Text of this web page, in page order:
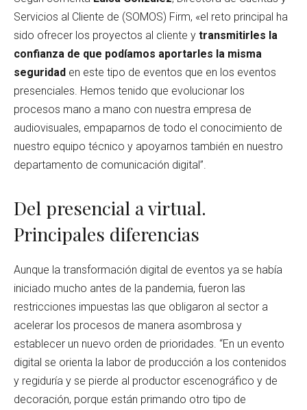
Servicios al Cliente de (SOMOS) Firm, «el reto principal ha
sido ofrecer los proyectos al cliente y transmitirles la
confianza de que podíamos aportarles la misma
seguridad en este tipo de eventos que en los eventos
presenciales. Hemos tenido que evolucionar los
procesos mano a mano con nuestra empresa de
audiovisuales, empaparnos de todo el conocimiento de
nuestro equipo técnico y apoyarnos también en nuestro
departamento de comunicación digital”.
Del presencial a virtual.
Principales diferencias
Aunque la transformación digital de eventos ya se había
iniciado mucho antes de la pandemia, fueron las
restricciones impuestas las que obligaron al sector a
acelerar los procesos de manera asombrosa y
establecer un nuevo orden de prioridades. “En un evento
digital se orienta la labor de producción a los contenidos
y regiduría y se pierde al productor escenográfico y de
decoración, porque están primando otro tipo de